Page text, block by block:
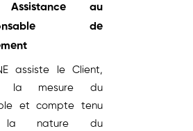
au
de
assiste le Client,
la mesure du
et compte tenu
nature du